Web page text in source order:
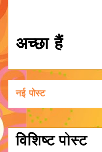
अच्छा हैं
नई पोस्ट
विशिष्ट पोस्ट